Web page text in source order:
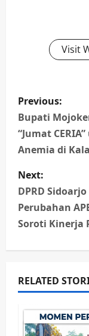
Visit
P
o
s
t
n
a
v
i
g
a
Previous:
Bupati
“Jumat
Anemia di
Next:
DPRD
Perubahan
Soroti Kinerja
RELATED